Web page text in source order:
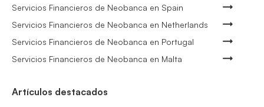
Servicios Financieros de Neobanca en Spain
Servicios Financieros de Neobanca en Netherlands
Servicios Financieros de Neobanca en Portugal
Servicios Financieros de Neobanca en Malta
Artículos destacados